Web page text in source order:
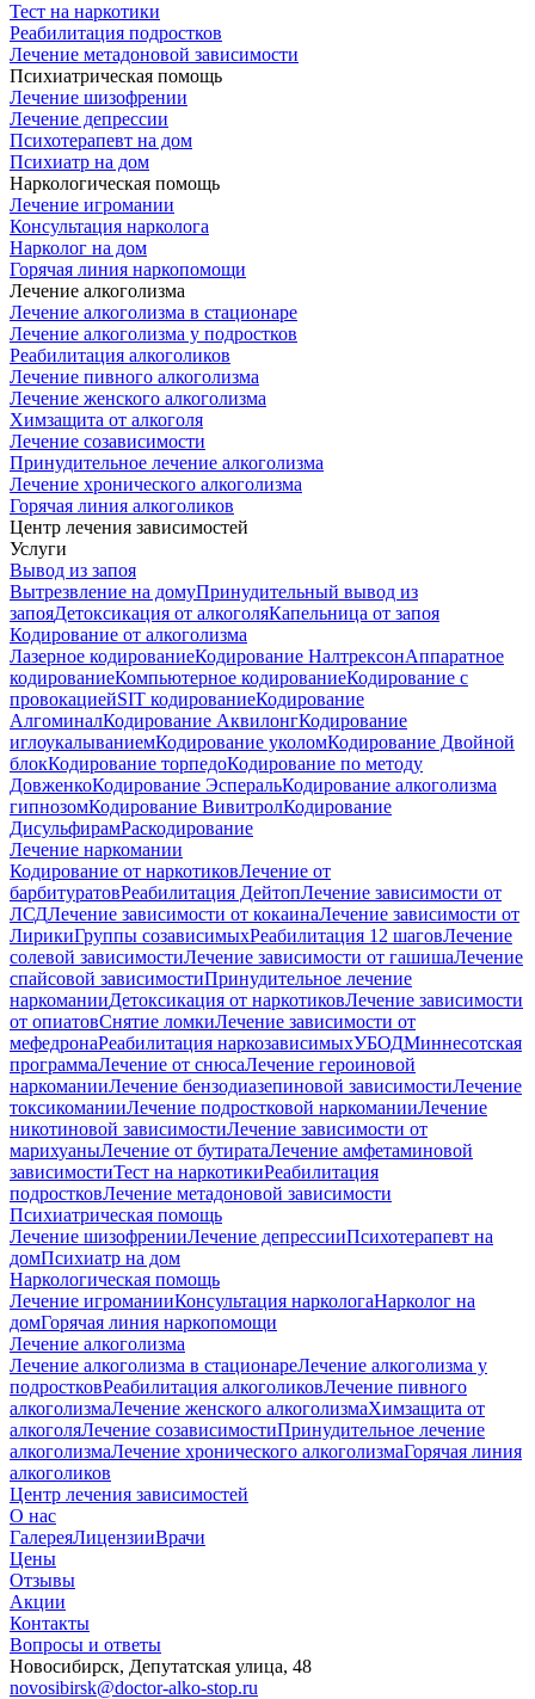
Тест на наркотики
Реабилитация подростков
Лечение метадоновой зависимости
Психиатрическая помощь
Лечение шизофрении
Лечение депрессии
Психотерапевт на дом
Психиатр на дом
Наркологическая помощь
Лечение игромании
Консультация нарколога
Нарколог на дом
Горячая линия наркопомощи
Лечение алкоголизма
Лечение алкоголизма в стационаре
Лечение алкоголизма у подростков
Реабилитация алкоголиков
Лечение пивного алкоголизма
Лечение женского алкоголизма
Химзащита от алкоголя
Лечение созависимости
Принудительное лечение алкоголизма
Лечение хронического алкоголизма
Горячая линия алкоголиков
Центр лечения зависимостей
Услуги
Вывод из запоя
Вытрезвление на домуПринудительный вывод из
запояДетоксикация от алкоголяКапельница от запоя
Кодирование от алкоголизма
Лазерное кодированиеКодирование НалтрексонАппаратное
кодированиеКомпьютерное кодированиеКодирование с
провокациейSIT кодированиеКодирование
АлгоминалКодирование АквилонгКодирование
иглоукалываниемКодирование уколомКодирование Двойной
блокКодирование торпедоКодирование по методу
ДовженкоКодирование ЭсперальКодирование алкоголизма
гипнозомКодирование ВивитролКодирование
ДисульфирамРаскодирование
Лечение наркомании
Кодирование от наркотиковЛечение от
барбитуратовРеабилитация ДейтопЛечение зависимости от
ЛСДЛечение зависимости от кокаинаЛечение зависимости от
ЛирикиГруппы созависимыхРеабилитация 12 шаговЛечение
солевой зависимостиЛечение зависимости от гашишаЛечение
спайсовой зависимостиПринудительное лечение
наркоманииДетоксикация от наркотиковЛечение зависимости
от опиатовСнятие ломкиЛечение зависимости от
мефедронаРеабилитация наркозависимыхУБОДМиннесотская
программаЛечение от снюсаЛечение героиновой
наркоманииЛечение бензодиазепиновой зависимостиЛечение
токсикоманииЛечение подростковой наркоманииЛечение
никотиновой зависимостиЛечение зависимости от
марихуаныЛечение от бутиратаЛечение амфетаминовой
зависимостиТест на наркотикиРеабилитация
подростковЛечение метадоновой зависимости
Психиатрическая помощь
Лечение шизофренииЛечение депрессииПсихотерапевт на
домПсихиатр на дом
Наркологическая помощь
Лечение игроманииКонсультация наркологаНарколог на
домГорячая линия наркопомощи
Лечение алкоголизма
Лечение алкоголизма в стационареЛечение алкоголизма у
подростковРеабилитация алкоголиковЛечение пивного
алкоголизмаЛечение женского алкоголизмаХимзащита от
алкоголяЛечение созависимостиПринудительное лечение
алкоголизмаЛечение хронического алкоголизмаГорячая линия
алкоголиков
Центр лечения зависимостей
О нас
ГалереяЛицензииВрачи
Цены
Отзывы
Акции
Контакты
Вопросы и ответы
Новосибирск, Депутатская улица, 48
novosibirsk@doctor-alko-stop.ru